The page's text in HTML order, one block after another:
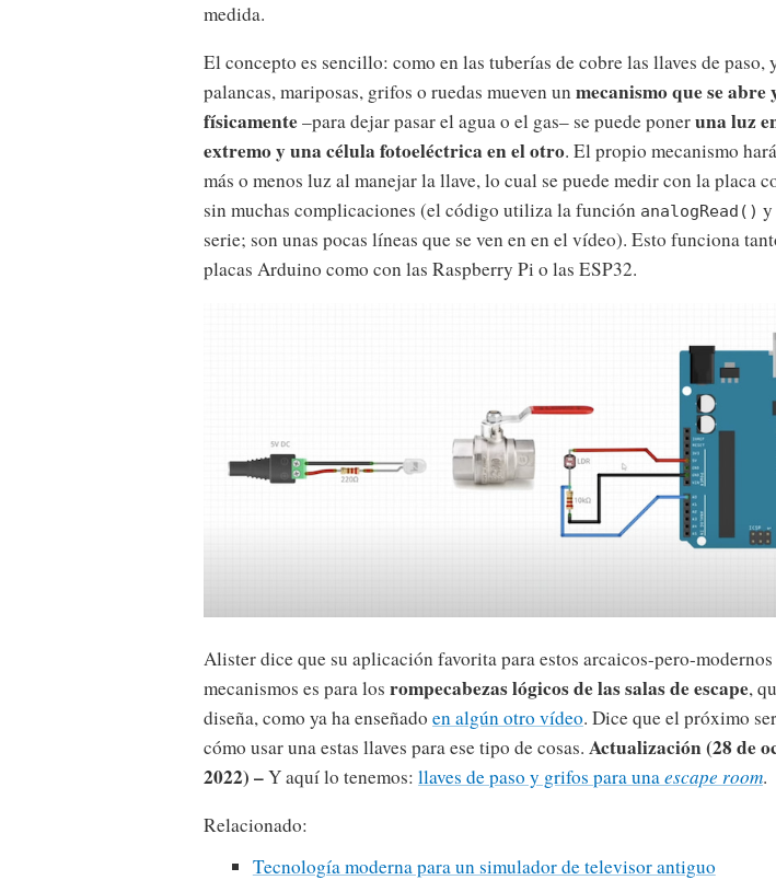
medida.
El concepto es sencillo: como en las tuberías de cobre las llaves de paso,
palancas, mariposas, grifos o ruedas mueven unmecanismo que se abre
físicamente–para dejar pasar el agua o el gas– se puede poneruna luz
extremo y una célula fotoeléctrica en el otro. El propio mecanismo
más o menos luz al manejar la llave, lo cual se puede medir con la placa
sin muchas complicaciones (el código utiliza la función analogRead() y
serie; son unas pocas líneas que se ven en en el vídeo). Esto funciona
placas Arduino como con las Raspberry Pi o las ESP32.
Alister dice que su aplicación favorita para estos arcaicos-pero-modernos
mecanismos es para los rompecabezas lógicos de las salas de escape,
diseña, como ya ha enseñado en algún otro vídeo. Dice que el próximo
cómo usar una estas llaves para ese tipo de cosas. Actualización (28 de
2022) –Y aquí lo tenemos: llaves de paso y grifos para unaescape room.
Relacionado:
Tecnología moderna para un simulador de televisor antiguo